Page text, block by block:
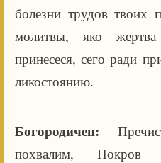
болезни трудов
молитвы, яко жертва
принесеся, сего ради
ликостоянию.
Богородичен:
похвалим, Покров